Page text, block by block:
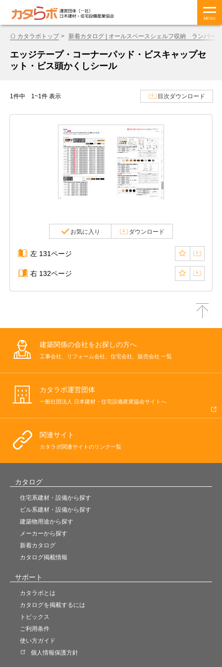
MENU
カタラボトップ 新着カタログ | オールスペースシェルフ収納 ランバー
エッジテープ・コーナーパッド・ビスキャップセ
ット・ビス頭かくしシール
1件中 1~1件 表示 目次ダウンロード
お気に入り ダウンロード
左 131ページ
右 132ページ
建築関係の会社をお探しの方へ
工事会社、リフォーム会社、住宅会社、販売会社 一覧
カタラボ運営団体
一般社団法人 日本建材・住宅設備産業協会サイトへ
関連サイト
カタラボ関連サイトのリンク一覧
カタログ
住宅系建材・設備から探す
ビル系建材・設備から探す
建築物用途から探す
メーカーから探す
新着カタログ
カタログ掲載情報
サポート
カタラボとは
カタログを掲載するには
トピックス
ご利用条件
使い方ガイド
個人情報保護方針